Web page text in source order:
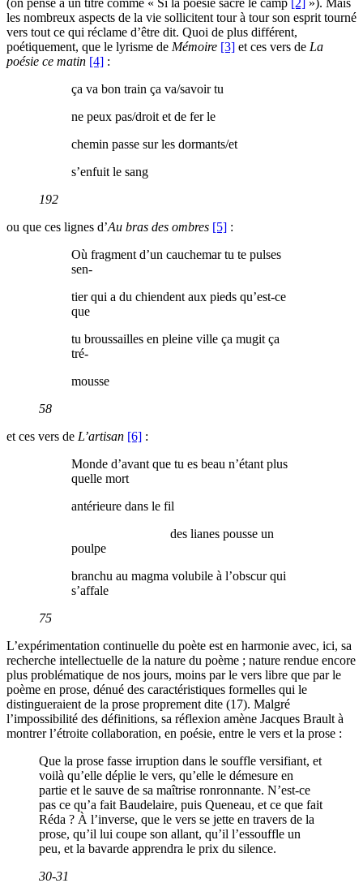
(on pense à un titre comme « Si la poésie sacre le camp [2]
»). Mais
les nombreux aspects de la vie sollicitent tour à tour son esprit tourné
vers tout ce qui réclame d’être dit. Quoi de plus différent,
poétiquement, que le lyrisme de Mémoire [3] et ces vers de La
poésie ce matin [4] :
ça va bon train ça va/savoir tu
ne peux pas/droit et de fer le
chemin passe sur les dormants/et
s’enfuit le sang
192
ou que ces lignes d’Au bras des ombres [5] :
Où fragment d’un cauchemar tu te pulses
sen-
tier qui a du chiendent aux pieds qu’est-ce
que
tu broussailles en pleine ville ça mugit ça
tré-
mousse
58
et ces vers de L’artisan [6] :
Monde d’avant que tu es beau n’étant plus
quelle mort
antérieure dans le fil
des lianes pousse un
poulpe
branchu au magma volubile à l’obscur qui
s’affale
75
L’expérimentation continuelle du poète est en harmonie avec, ici, sa
recherche intellectuelle de la nature du poème ; nature rendue encore
plus problématique de nos jours, moins par le vers libre que par le
poème en prose, dénué des caractéristiques formelles qui le
distingueraient de la prose proprement dite (17). Malgré
l’impossibilité des définitions, sa réflexion amène Jacques Brault à
montrer l’étroite collaboration, en poésie, entre le vers et la prose :
Que la prose fasse irruption dans le souffle versifiant, et
voilà qu’elle déplie le vers, qu’elle le démesure en
partie et le sauve de sa maîtrise ronronnante. N’est-ce
pas ce qu’a fait Baudelaire, puis Queneau, et ce que fait
Réda ? À l’inverse, que le vers se jette en travers de la
prose, qu’il lui coupe son allant, qu’il l’essouffle un
peu, et la bavarde apprendra le prix du silence.
30-31